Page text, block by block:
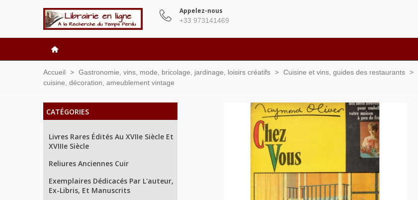
Appelez-nous
+33 973141469
Accueil > Gastronomie, vins, mode, bricolage, jardinage, loisirs créatifs > Cuisine et vins, guides des restaurants >
cuisine, décoration, ameublement vintage
CATÉGORIES
Livres Rares Édités Au XVIIe Siècle Et
XVIIIe Siècle
Reliures Anciennes Cuir
Exemplaires Dédicacés Par L'auteur,
Ex-Libris, Et Manuscrits